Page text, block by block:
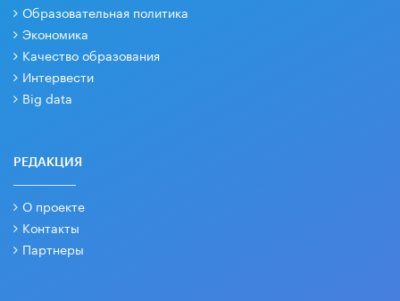
Образовательная политика
Экономика
Качество образования
Интервести
Big data
РЕДАКЦИЯ
О проекте
Контакты
Партнеры